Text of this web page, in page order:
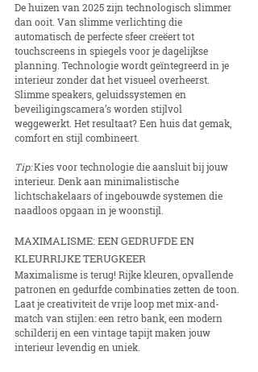
De huizen van 2025 zijn technologisch slimmer
dan ooit. Van slimme verlichting die
automatisch de perfecte sfeer creëert tot
touchscreens in spiegels voor je dagelijkse
planning. Technologie wordt geïntegreerd in je
interieur zonder dat het visueel overheerst.
Slimme speakers, geluidssystemen en
beveiligingscamera’s worden stijlvol
weggewerkt. Het resultaat? Een huis dat gemak,
comfort en stijl combineert.
Tip: Kies voor technologie die aansluit bij jouw
interieur. Denk aan minimalistische
lichtschakelaars of ingebouwde systemen die
naadloos opgaan in je woonstijl.
MAXIMALISME: EEN GEDRUFDE EN
KLEURRIJKE TERUGKEER
Maximalisme is terug! Rijke kleuren, opvallende
patronen en gedurfde combinaties zetten de toon.
Laat je creativiteit de vrije loop met mix-and-
match van stijlen: een retro bank, een modern
schilderij en een vintage tapijt maken jouw
interieur levendig en uniek.